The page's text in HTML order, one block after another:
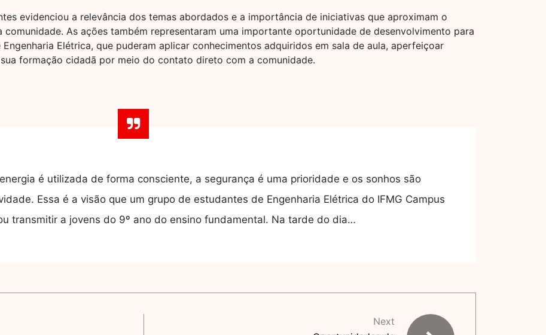
evidenciou a relevância dos temas abordados e a importância de iniciativas que aproximam o
As ações também representaram uma importante oportunidade de desenvolvimento para
Elétrica, que puderam aplicar conhecimentos adquiridos em sala de aula, aperfeiçoar
formação cidadã por meio do contato direto com a comunidade.
é utilizada de forma consciente, a segurança é uma prioridade e os sonhos são
Essa é a visão que um grupo de estudantes de Engenharia Elétrica do IFMG Campus
transmitir a jovens do 9º ano do ensino fundamental. Na tarde do dia…
Next